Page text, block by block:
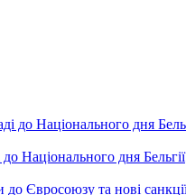
до Національного дня Бельгії